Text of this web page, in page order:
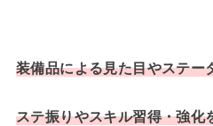
装備品による見た目やステー
ステ振りやスキル習得・強化